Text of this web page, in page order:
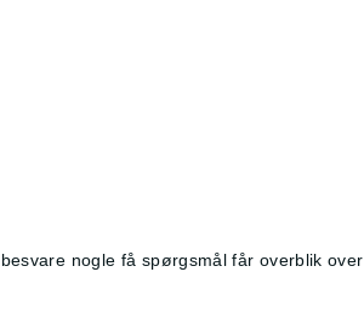
besvare nogle få spørgsmål får overblik over